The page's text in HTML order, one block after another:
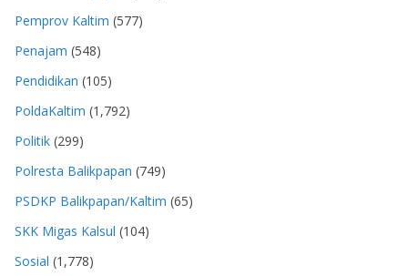
Pemprov Kaltim (577)
Penajam (548)
Pendidikan (105)
PoldaKaltim (1,792)
Politik (299)
Polresta Balikpapan (749)
PSDKP Balikpapan/Kaltim (65)
SKK Migas Kalsul (104)
Sosial (1,778)